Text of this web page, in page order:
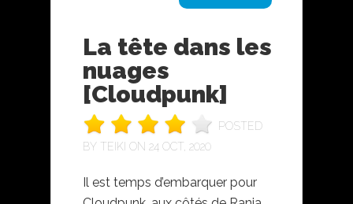
La tête dans les
nuages
[Cloudpunk]
POSTED
BY TEIKI ON 24 OCT, 2020
Il est temps d’embarquer pour